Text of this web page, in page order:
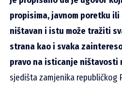
propisima, javnom poretku
ništavan i istu može tražiti
strana kao i svaka
pravo na isticanje ništavosti
sjedišta zamjenika republičkog